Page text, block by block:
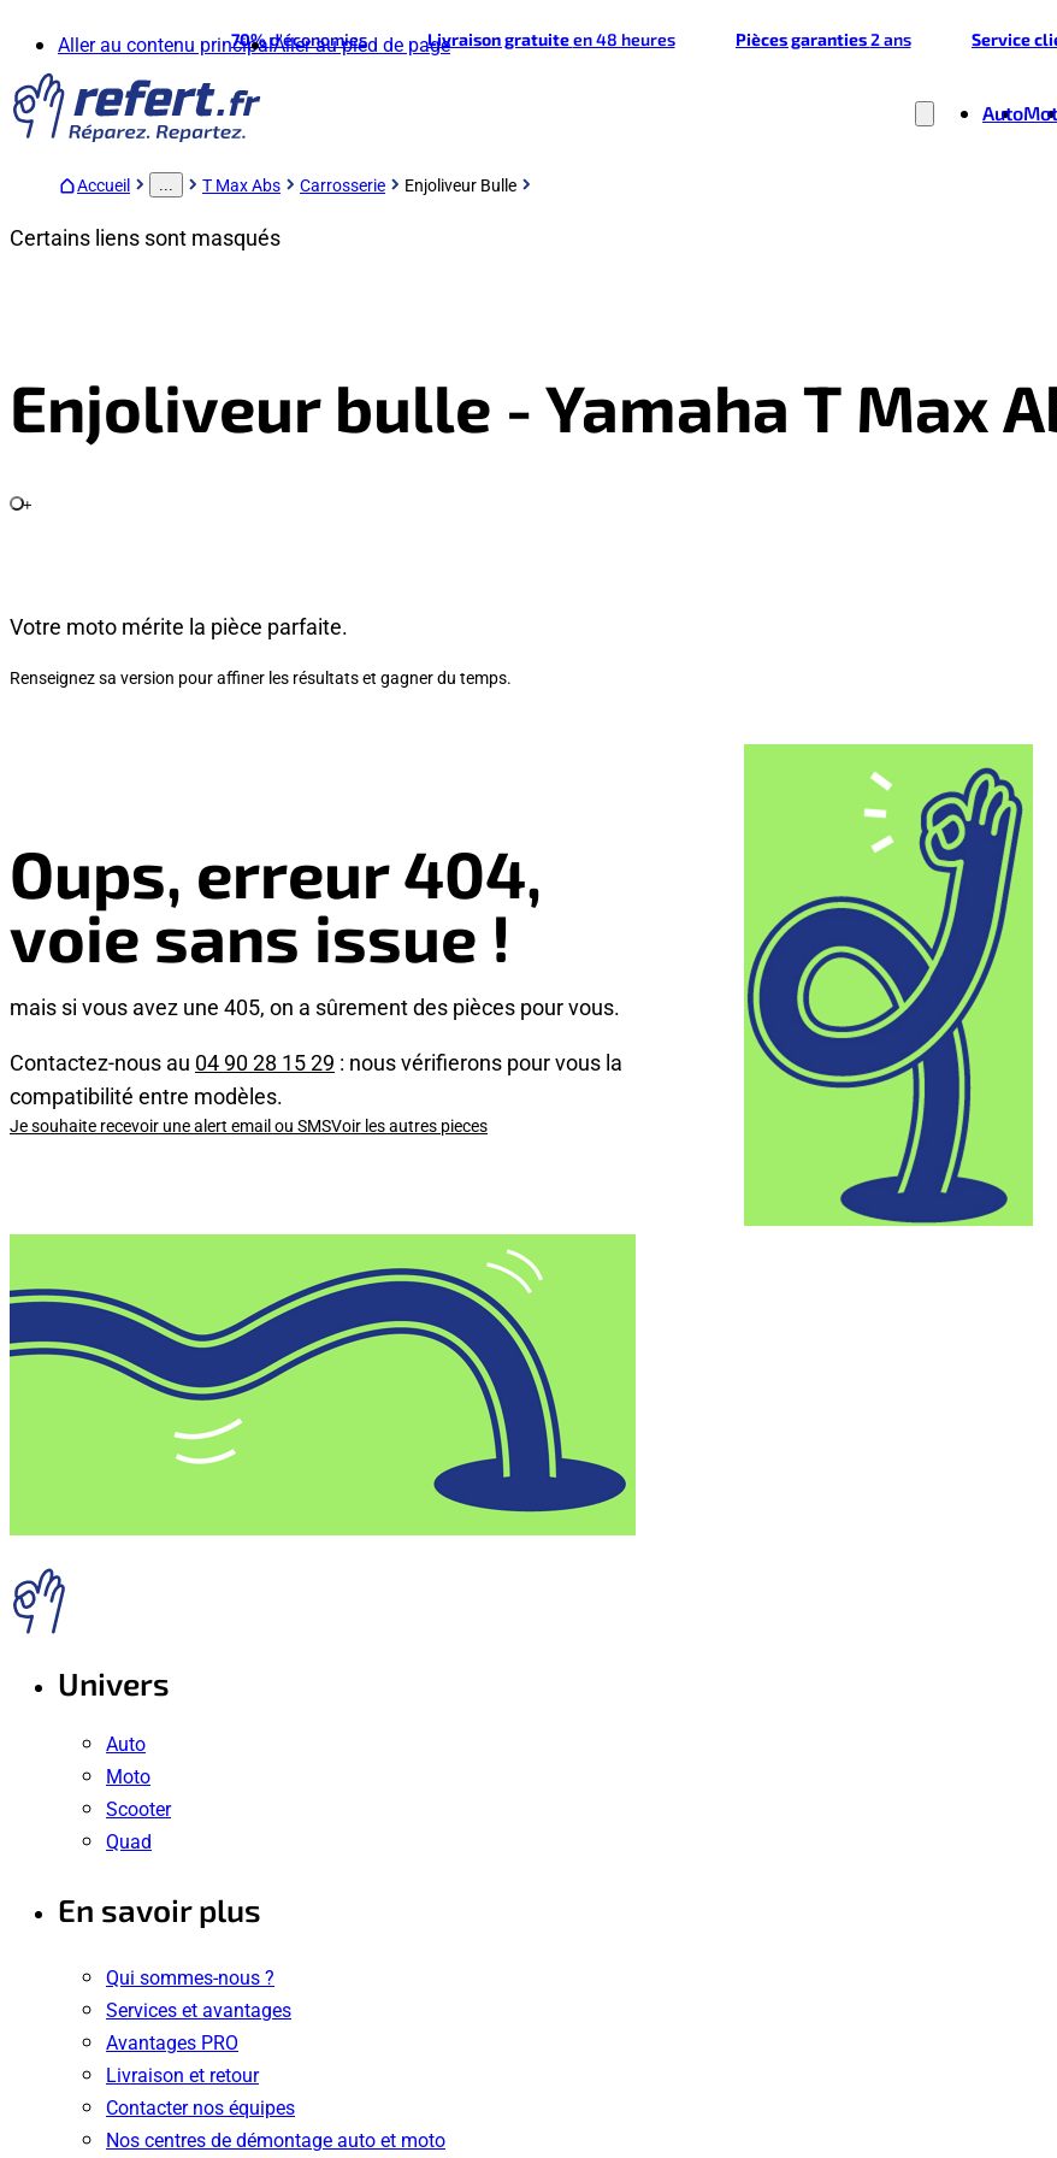
Aller au contenu principalAller au pied de page
70%d'économies Livraison gratuiteen 48 heures Pièces garanties2 ans Service
Auto
Accueil ... T Max Abs Carrosserie Enjoliveur Bulle
Certains liens sont masqués
Enjoliveur bulle - Yamaha T Max
+
Votre moto mérite la pièce parfaite.
Renseignez sa version pour affiner les résultats et gagner du temps.
Oups, erreur 404,
voie sans issue !
mais si vous avez une 405, on a sûrement des pièces pour vous.
Contactez-nous au 04 90 28 15 29 : nous vérifierons pour vous la
compatibilité entre modèles.
Je souhaite recevoir une alert email ou SMSVoir les autres pieces
Univers
Auto
Moto
Scooter
Quad
En savoir plus
Qui sommes-nous ?
Services et avantages
Avantages PRO
Livraison et retour
Contacter nos équipes
Nos centres de démontage auto et moto